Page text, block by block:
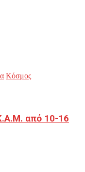
Κόσμος
από 10-16